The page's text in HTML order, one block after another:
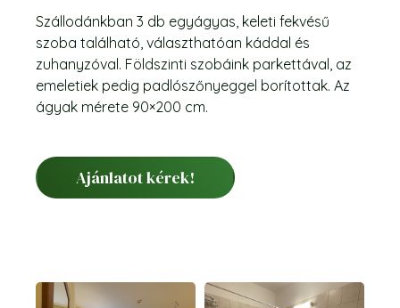
Szállodánkban 3 db egyágyas, keleti fekvésű
szoba található, választhatóan káddal és
zuhanyzóval. Földszinti szobáink parkettával, az
emeletiek pedig padlószőnyeggel borítottak. Az
ágyak mérete 90×200 cm.
Ajánlatot kérek!